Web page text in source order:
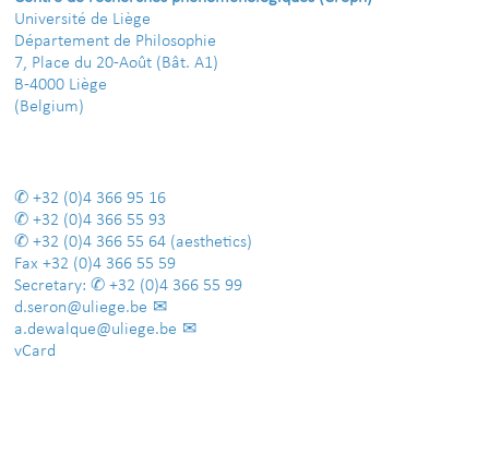
Université de Liège
Département de Philosophie
7, Place du 20-Août (Bât. A1)
B-4000 Liège
(Belgium)
+32 (0)4 366 95 16
+32 (0)4 366 55 93
+32 (0)4 366 55 64 (aesthetics)
Fax +32 (0)4 366 55 59
Secretary:
+32 (0)4 366 55 99
d.seron@uliege.be
a.dewalque@uliege.be
vCard